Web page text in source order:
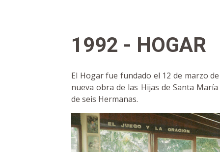
1992 - HOGAR
El Hogar fue fundado el 12 de marzo
nueva obra de las Hijas de Santa
de seis Hermanas.